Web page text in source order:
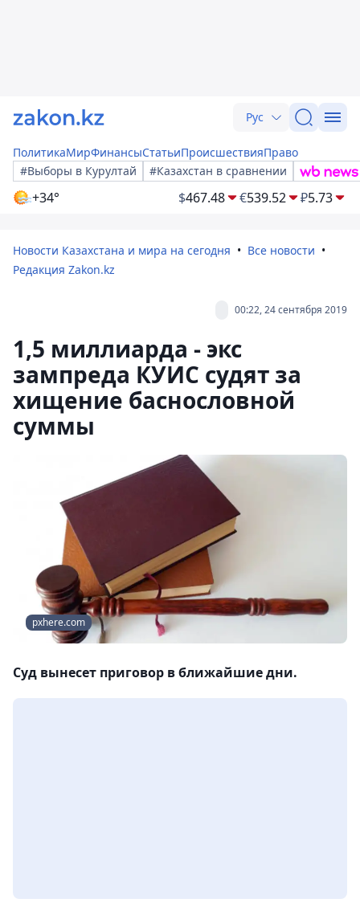
Рус
ПолитикаМирФинансыСтатьиПроисшествияПраво
#Выборы в Курултай
#Казахстан в сравнении
+34° $467.48 €539.52 ₽5.73
Новости Казахстана и мира на сегодня
Все новости
Редакция Zakon.kz
00:22, 24 сентября 2019
1,5 миллиарда - экс
зампреда КУИС судят за
хищение баснословной
суммы
pxhere.com
Суд вынесет приговор в ближайшие дни.